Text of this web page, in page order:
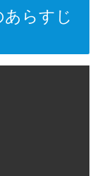
らすじ